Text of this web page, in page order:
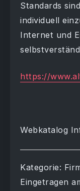
Standards
individuell
Internet und
https://
Webkatalog
Kategorie:
Eingetragen